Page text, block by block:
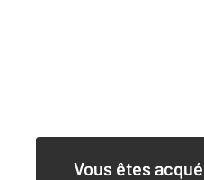
Vous êtes